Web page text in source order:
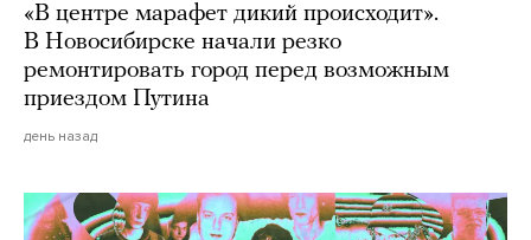
«В центре марафет дикий происходит».
В Новосибирске начали резко
ремонтировать город перед возможным
приездом Путина
день назад